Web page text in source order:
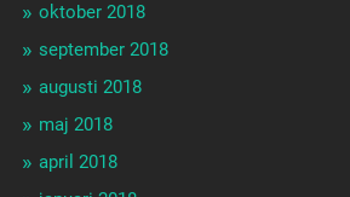
oktober 2018
september 2018
augusti 2018
maj 2018
april 2018